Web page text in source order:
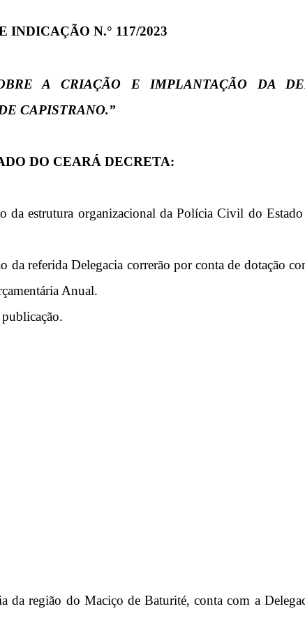
INDICAÇÃO N.° 117/2023
A CRIAÇÃO E IMPLANTAÇÃO DA
CAPISTRANO.”
DO CEARÁ DECRETA:
da estrutura organizacional da Polícia Civil do
da referida Delegacia correrão por conta de dotação
Anual.
da região do Maciço de Baturité, conta com a